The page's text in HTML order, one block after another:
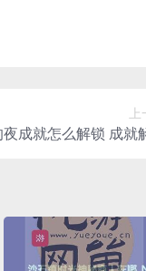
成就怎么解锁 成就